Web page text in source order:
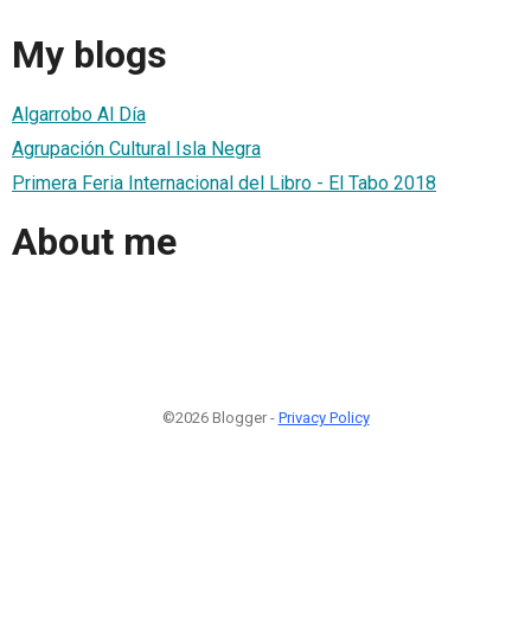
My blogs
Algarrobo Al Día
Agrupación Cultural Isla Negra
Primera Feria Internacional del Libro - El Tabo 2018
About me
©2026 Blogger - Privacy Policy